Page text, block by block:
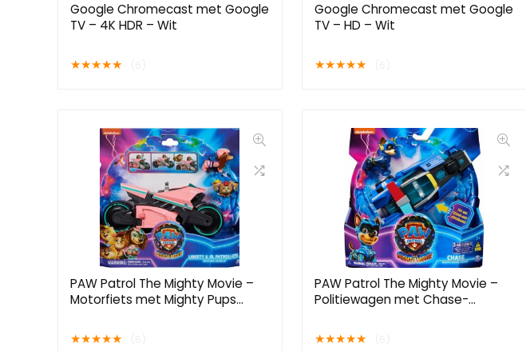
Google Chromecast met Google
TV – 4K HDR – Wit
★★★★★
Google Chromecast met Google
TV – HD – Wit
★★★★★
PAW Patrol The Mighty Movie –
Motorfiets met Mighty Pups
speelfiguren
★★★★★
PAW Patrol The Mighty Movie –
Politiewagen met Chase-
★★★★★